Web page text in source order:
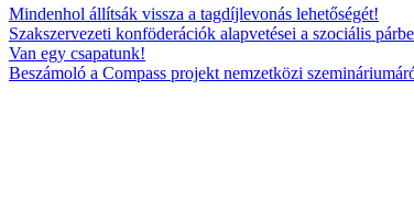
Mindenhol állítsák vissza a tagdíjlevonás lehetőségét!
Szakszervezeti konföderációk alapvetései a szociális
Van egy csapatunk!
Beszámoló a Compass projekt nemzetközi